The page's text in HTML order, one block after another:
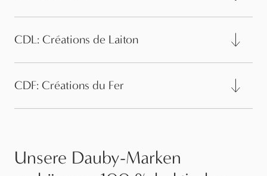
CDL: Créations de Laiton
CDF: Créations du Fer
Unsere Dauby-Marken